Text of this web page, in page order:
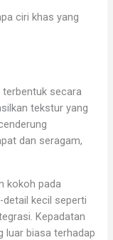
ciri khas yang
secara
tekstur yang
dan seragam,
kokoh pada
kecil seperti
Kepadatan
luar biasa terhadap